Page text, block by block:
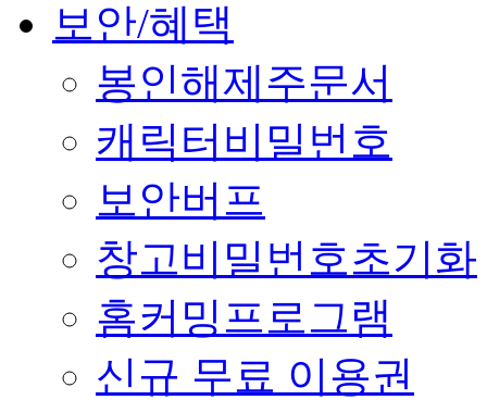
보안/혜택
봉인해제주문서
캐릭터비밀번호
보안버프
창고비밀번호초기화
홈커밍프로그램
신규 무료 이용권